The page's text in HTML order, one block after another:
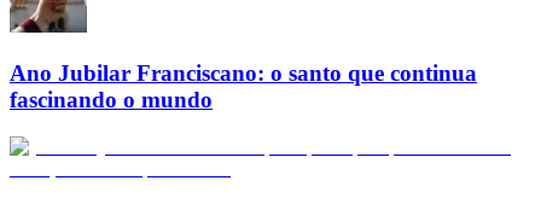
Ano Jubilar Franciscano: o santo que continua
fascinando o mundo